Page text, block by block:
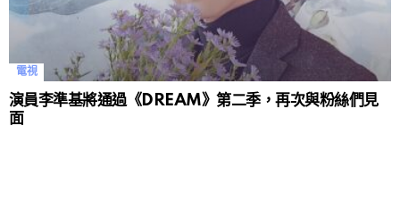
電視
演員李準基將通過《DREAM》第二季，再次與粉絲們見
面